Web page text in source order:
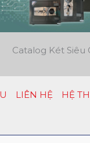
Catalog Két Siêu
LIÊN HỆ HỆ